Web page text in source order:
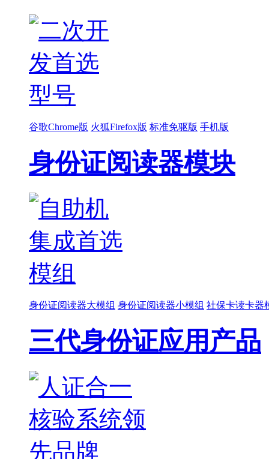
谷歌Chrome版 火狐Firefox版 标准免驱版 手机版
身份证阅读器模块
身份证阅读器大模组 身份证阅读器小模组 社保卡读卡器
三代身份证应用产品